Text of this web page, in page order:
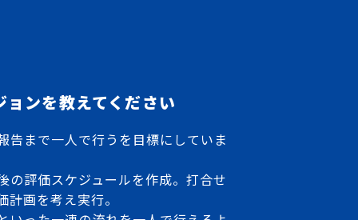
ンを教えてください
告まで一人で行うを目標にしていま
の評価スケジュールを作成。打合せ
画を考え実行。